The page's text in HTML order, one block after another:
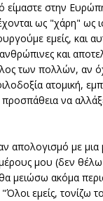
είμαστε στην
ως "χάρη" ως
εμείς, και
και
των πολλών, αν
ατομική,
να
απολογισμό με μια
μέρους μου (δεν
μειώσω ακόμα
εμείς, τονίζω